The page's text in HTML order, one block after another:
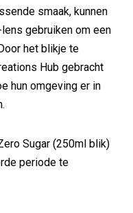
smaak, kunnen
gebruiken om een
het blikje te
Hub gebracht
hun omgeving er in
Sugar (250ml blik)
periode te